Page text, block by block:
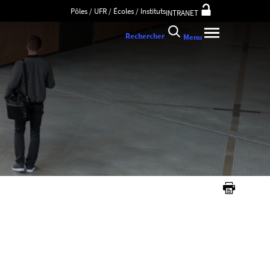
Pôles / UFR / Écoles / InstitutsINTRANET
Rechercher Menu